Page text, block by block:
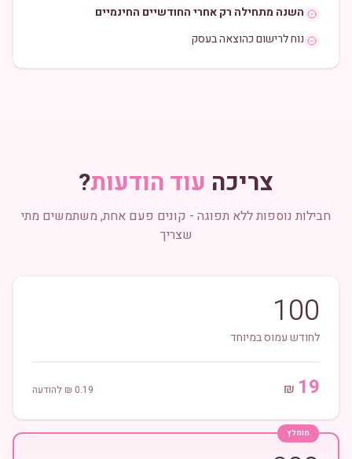
השנה מתחילה רק אחרי החודשיים החינמיים
נוח לרישום כהוצאה בעסק
צריכה עוד הודעות?
חבילות נוספות ללא תפוגה - קונים פעם אחת, משתמשים מתי
שצריך
100
לחודש עמוס במיוחד
19
₪
0.19 ₪ להודעה
מומלץ